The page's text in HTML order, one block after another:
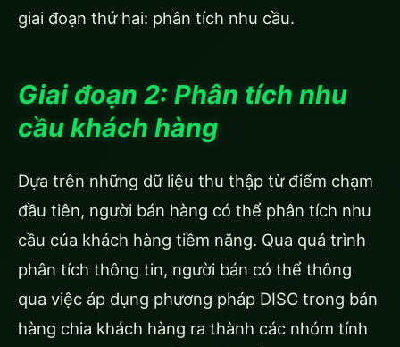
giai đoạn thứ hai: phân tích nhu cầu.
Giai đoạn 2: Phân tích nhu
cầu khách hàng
Dựa trên những dữ liệu thu thập từ điểm chạm
đầu tiên, người bán hàng có thể phân tích nhu
cầu của khách hàng tiềm năng. Qua quá trình
phân tích thông tin, người bán có thể thông
qua việc áp dụng phương pháp DISC trong bán
hàng chia khách hàng ra thành các nhóm tính